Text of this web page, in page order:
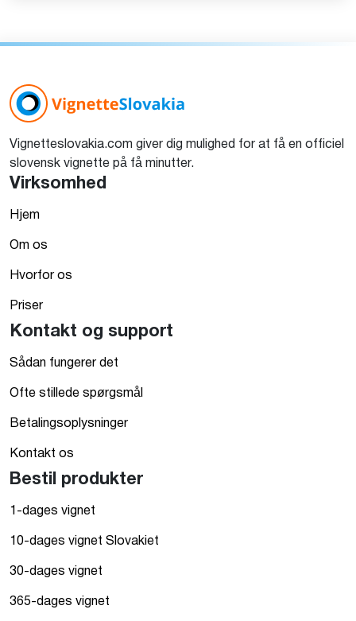
Vignetteslovakia.com giver dig mulighed for at få en officiel
slovensk vignette på få minutter.
Virksomhed
Hjem
Om os
Hvorfor os
Priser
Kontakt og support
Sådan fungerer det
Ofte stillede spørgsmål
Betalingsoplysninger
Kontakt os
Bestil produkter
1-dages vignet
10-dages vignet Slovakiet
30-dages vignet
365-dages vignet